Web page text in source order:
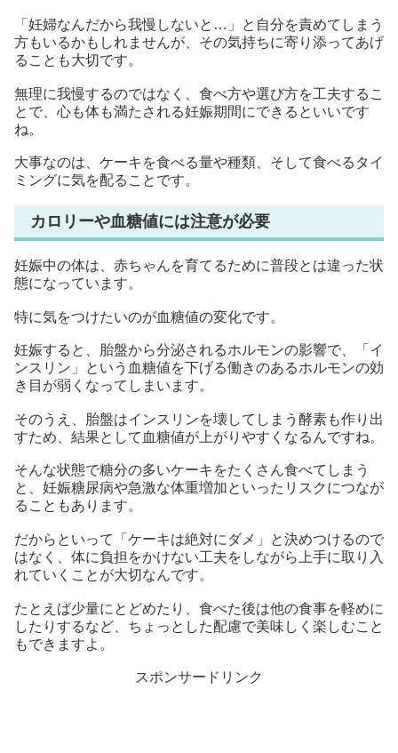
「妊婦なんだから我慢しないと…」と自分を責めてしまう
方もいるかもしれませんが、その気持ちに寄り添ってあげ
ることも大切です。
無理に我慢するのではなく、食べ方や選び方を工夫するこ
とで、心も体も満たされる妊娠期間にできるといいです
ね。
大事なのは、ケーキを食べる量や種類、そして食べるタイ
ミングに気を配ることです。
カロリーや血糖値には注意が必要
妊娠中の体は、赤ちゃんを育てるために普段とは違った状
態になっています。
特に気をつけたいのが血糖値の変化です。
妊娠すると、胎盤から分泌されるホルモンの影響で、「イ
ンスリン」という血糖値を下げる働きのあるホルモンの効
き目が弱くなってしまいます。
そのうえ、胎盤はインスリンを壊してしまう酵素も作り出
すため、結果として血糖値が上がりやすくなるんですね。
そんな状態で糖分の多いケーキをたくさん食べてしまう
と、妊娠糖尿病や急激な体重増加といったリスクにつなが
ることもあります。
だからといって「ケーキは絶対にダメ」と決めつけるので
はなく、体に負担をかけない工夫をしながら上手に取り入
れていくことが大切なんです。
たとえば少量にとどめたり、食べた後は他の食事を軽めに
したりするなど、ちょっとした配慮で美味しく楽しむこと
もできますよ。
スポンサードリンク